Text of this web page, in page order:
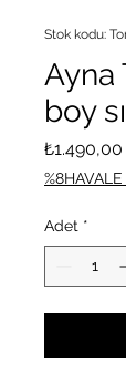
Stok kodu:
Ayna
boy
₺1.490,00
Adet *